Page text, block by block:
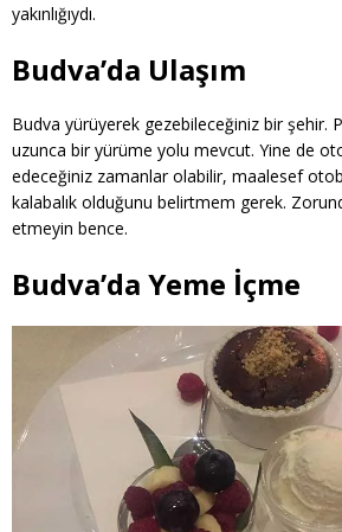
yakınlığıydı.
Budva’da Ulaşım
Budva yürüyerek gezebileceğiniz bir şehir.
uzunca bir yürüme yolu mevcut. Yine de
edeceğiniz zamanlar olabilir, maalesef
kalabalık olduğunu belirtmem gerek.
etmeyin bence.
Budva’da Yeme İçme